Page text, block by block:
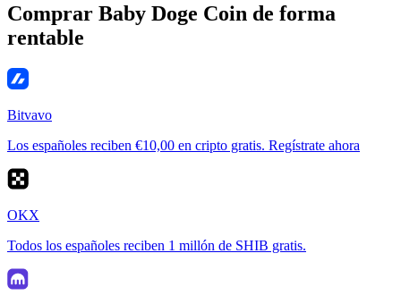
Comprar Baby Doge Coin de forma
rentable
Bitvavo
Los españoles reciben €10,00 en cripto gratis. Regístrate ahora
OKX
Todos los españoles reciben 1 millón de SHIB gratis.